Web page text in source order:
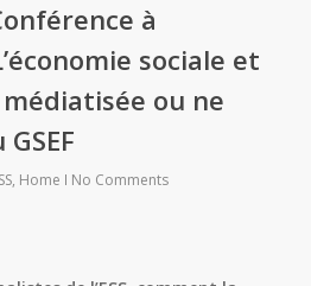
à
sociale et
ou ne
, Home No Comments